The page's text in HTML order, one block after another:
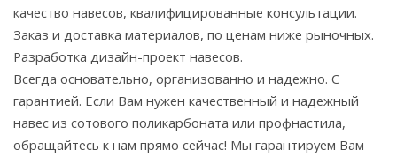
качество навесов, квалифицированные консультации.
Заказ и доставка материалов, по ценам ниже рыночных.
Разработка дизайн-проект навесов.
Всегда основательно, организованно и надежно. С
гарантией. Если Вам нужен качественный и надежный
навес из сотового поликарбоната или профнастила,
обращайтесь к нам прямо сейчас! Мы гарантируем Вам